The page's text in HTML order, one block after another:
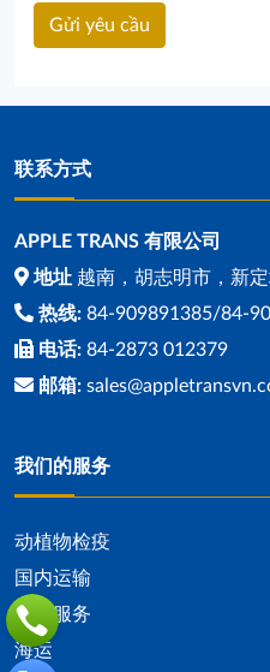
联系方式
APPLE TRANS 有限公司
地址 越南，胡志明市，新
热线: 84-909891385/84-
电话: 84-2873 012379
邮箱:
我们的服务
动植物检疫
国内运输
海关服务
海运